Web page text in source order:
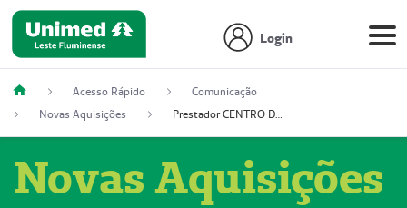
Login
Acesso Rápido
Comunicação
Novas Aquisições
Prestador CENTRO DE ONCOLOGIA
Novas Aquisições